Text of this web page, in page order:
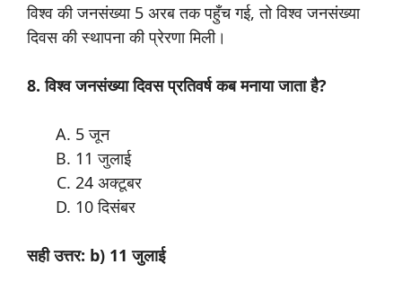
विश्व की जनसंख्या 5 अरब तक पहुँच गई, तो विश्व जनसंख्या
दिवस की स्थापना की प्रेरणा मिली।
8. विश्व जनसंख्या दिवस प्रतिवर्ष कब मनाया जाता है?
5 जून
11 जुलाई
24 अक्टूबर
10 दिसंबर
सही उत्तर: b) 11 जुलाई